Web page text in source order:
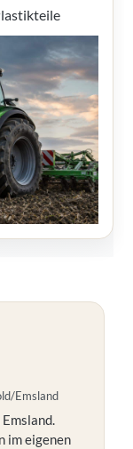
Emsland
im eigenen